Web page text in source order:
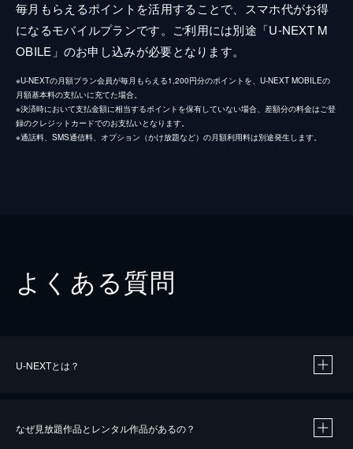
毎月もらえるポイントを活用することで、スマホ代がお得
になるモバイルプランです。ご利用には別途「U-NEXT M
OBILE」のお申し込みが必要となります。
※U-NEXTの月額プラン会員が毎月もらえる1,200円分のポイントを、U-NEXT MOBILEの
月額基本料の支払いに充てた場合。
※決済時において支払金額に相当するポイントを保有していない場合、差額分の料金はご登
録のクレジットカードでのお支払いとなります。
※通話料、SMS通信料、オプション（かけ放題など）の月額利用料は別途発生します。
よくある質問
U-NEXTとは？
なぜ見放題作品とレンタル作品があるの？